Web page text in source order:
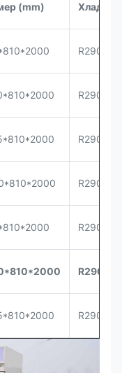
(mm)
R290
R290
R290
R290
R290
R290
R290